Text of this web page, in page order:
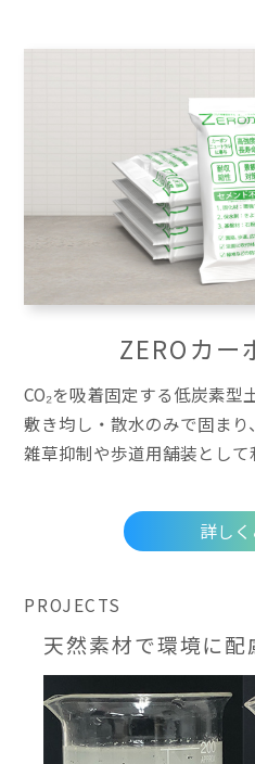
ZEROカー
CO₂を吸着固定する低炭素型
敷き均し・散水のみで固まり、
雑草抑制や歩道用舗装として
詳し
PROJECTS
天然素材で環境に配